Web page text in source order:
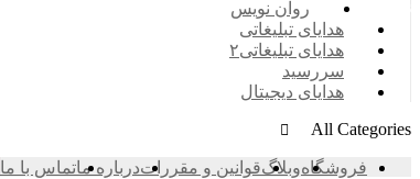
Categories
روان نویس
هدایای تبلیغاتی
هدایای تبلیغاتی۲
سررسید
هدایای دیجیتال
All Categories
فروشگاهوبلاگقوانین و مقرراتدرباره ماتماس با ما